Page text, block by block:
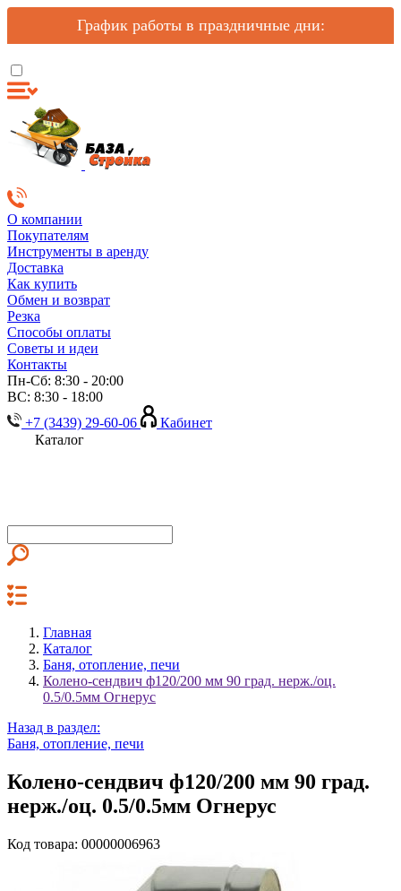
График работы в праздничные дни:
О компании
Покупателям
Инструменты в аренду
Доставка
Как купить
Обмен и возврат
Резка
Способы оплаты
Советы и идеи
Контакты
Пн-Сб: 8:30 - 20:00
ВС: 8:30 - 18:00
+7 (3439) 29-60-06
Кабинет
Каталог
Главная
Каталог
Баня, отопление, печи
Колено-сендвич ф120/200 мм 90 град. нерж./оц.
0.5/0.5мм Огнерус
Назад в раздел:
Баня, отопление, печи
Колено-сендвич ф120/200 мм 90 град.
нерж./оц. 0.5/0.5мм Огнерус
Код товара: 00000006963